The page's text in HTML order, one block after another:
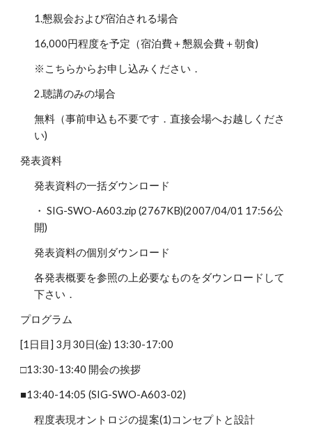
1.懇親会および宿泊される場合
16,000円程度を予定（宿泊費＋懇親会費＋朝食)
※こちらからお申し込みください．
2.聴講のみの場合
無料（事前申込も不要です．直接会場へお越しくださ
い)
発表資料
発表資料の一括ダウンロード
・ SIG-SWO-A603.zip (2767KB)(2007/04/01 17:56公
開)
発表資料の個別ダウンロード
各発表概要を参照の上必要なものをダウンロードして
下さい．
プログラム
[1日目] 3月30日(金) 13:30-17:00
□13:30-13:40 開会の挨拶
■13:40-14:05 (SIG-SWO-A603-02)
程度表現オントロジの提案(1)コンセプトと設計